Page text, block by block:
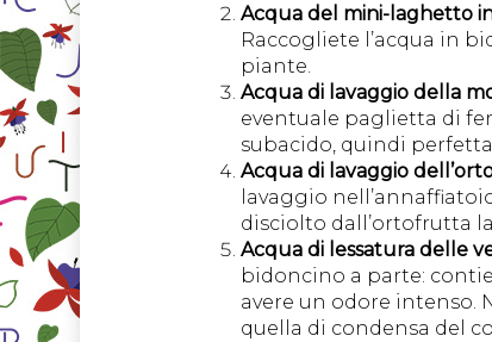
Acqua del mini-laghetto
Raccogliete l’acqua in
piante.
Acqua di lavaggio della
eventuale paglietta di
subacido, quindi
Acqua di lavaggio
lavaggio
disciolto dall’ortofrutta
Acqua di lessatura delle
bidoncino a parte:
avere un odore intenso.
quella di condensa del